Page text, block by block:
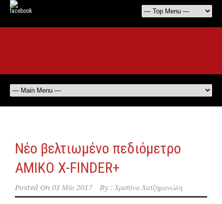
Νέο βελτιωμένο πεδιόμετρο
AMIKO X-FINDER+
Posted On 01 Μάι 2017 By : Χριστίνα Χατζημανώλη